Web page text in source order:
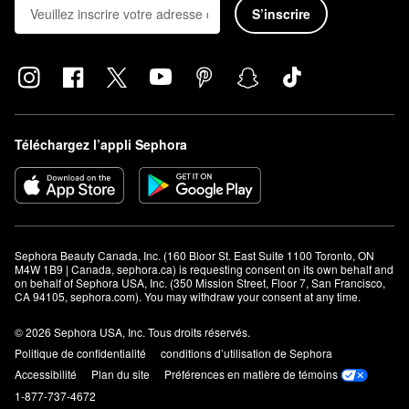
de la région délicate autour des yeux.
S’inscrire
Téléchargez l’appli Sephora
Sephora Beauty Canada, Inc. (160 Bloor St. East Suite 1100 Toronto, ON
M4W 1B9 | Canada, sephora.ca) is requesting consent on its own behalf and
on behalf of Sephora USA, Inc. (350 Mission Street, Floor 7, San Francisco,
CA 94105, sephora.com). You may withdraw your consent at any time.
© 2026 Sephora USA, Inc. Tous droits réservés.
Politique de confidentialité
conditions d’utilisation de Sephora
Accessibilité
Plan du site
Préférences en matière de témoins
1-877-737-4672